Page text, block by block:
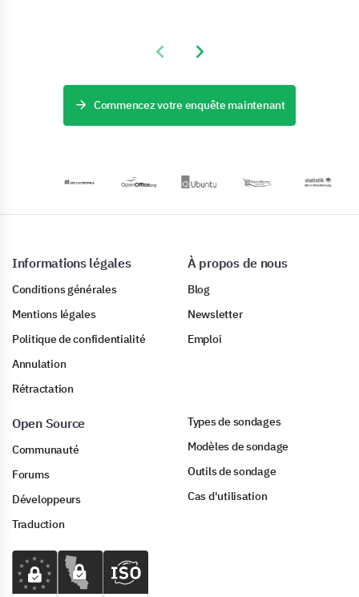
Previous slide
Next slide
Commencez votre enquête maintenant
Informations légales
Conditions générales
Mentions légales
Politique de confidentialité
Annulation
Rétractation
À propos de nous
Blog
Newsletter
Emploi
Open Source
Communauté
Forums
Développeurs
Traduction
Types de sondages
Modèles de sondage
Outils de sondage
Cas d'utilisation